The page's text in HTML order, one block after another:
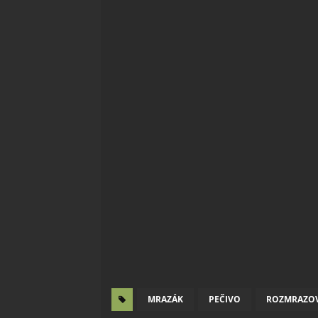
MRAZÁK PEČIVO